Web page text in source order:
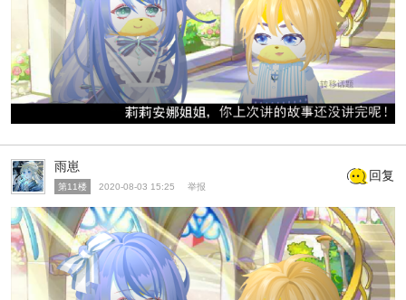
雨崽
第11楼 2020-08-03 15:25 举报
回复